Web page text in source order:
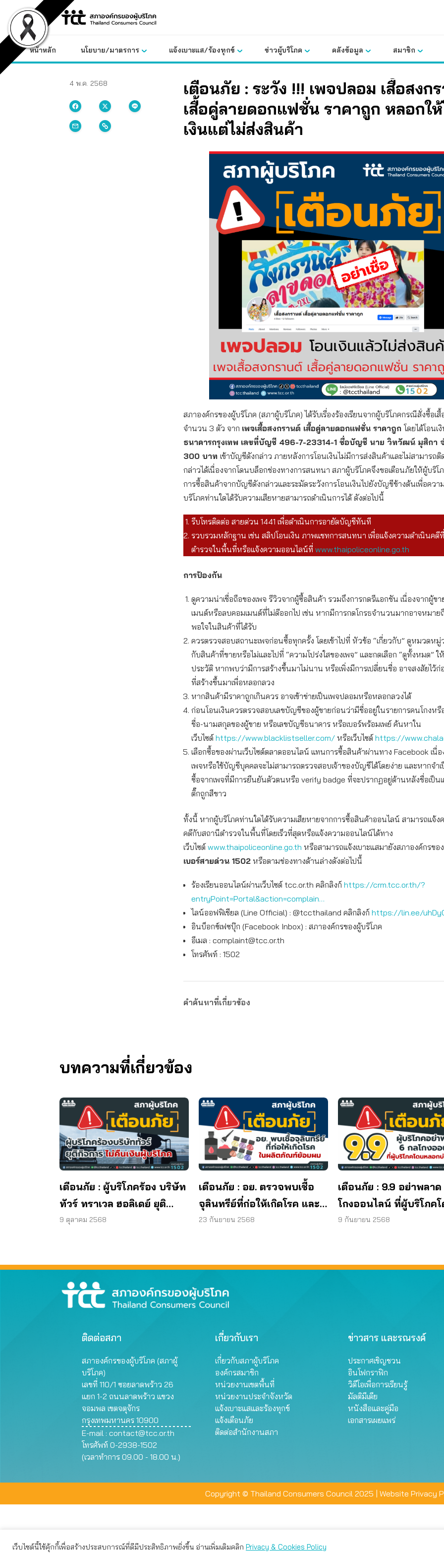
content
หน้าหลัก นโยบาย/มาตรการ แจ้งเบาะแส/ร้องทุกข์ ข่าวผู้บริโภค คลังข้อมูล สมาชิก
4 พ.ค. 2568 เตือนภัย : ระวัง !!! เพจปลอม เสื้อสงก
เสื้อคู่ลายดอกแฟชั่น ราคาถูก หลอกใ
เงินแต่ไม่ส่งสินค้า
สภาองค์กรของผู้บริโภค (สภาผู้บริโภค) ได้รับเรื่องร้องเรียนจากผู้บริโภคกรณีสั่งซื้อเสื้
จำนวน 3 ตัว จาก เพจเสื้อสงกรานต์ เสื้อคู่ลายดอกแฟชั่น ราคาถูก โดยได้โอนเ
ธนาคารกรุงเทพ เลขที่บัญชี 496-7-23314-1 ชื่อบัญชี นาย วิทวัฒน์ มุสิกา
300 บาท เข้าบัญชีดังกล่าว ภายหลังการโอนเงินไม่มีการส่งสินค้าและไม่สามารถติ
กล่าวได้เนื่องจากโดนบล็อกช่องทางการสนทนา สภาผู้บริโภคจึงขอเตือนภัยให้ผู้บริโ
การซื้อสินค้าจากบัญชีดังกล่าวและระมัดระวังการโอนเงินไปยังบัญชีข้างต้นเพื่อคว
บริโภคท่านใดได้รับความเสียหายสามารถดำเนินการได้ ดังต่อไปนี้
รีบโทรติดต่อ สายด่วน 1441 เพื่อดำเนินการอายัดบัญชีทันที
รวบรวมหลักฐาน เช่น สลิปโอนเงิน ภาพแชทการสนทนา เพื่อแจ้งความดำเนินคดี
ตำรวจในพื้นที่หรือแจ้งความออนไลน์ที่ www.thaipoliceonline.go.th
การป้องกัน
ดูความน่าเชื่อถือของเพจ รีวิวจากผู้ซื้อสินค้า รวมถึงการกดรีแอกชัน เนื่องจากผู้ข
เมนต์หรือลบคอมเมนต์ที่ไม่ดีออกไป เช่น หากมีการกดโกรธจำนวนมากอาจหมาย
พอใจในสินค้าที่ได้รับ
ควรตรวจสอบสถานะเพจก่อนซื้อทุกครั้ง โดยเข้าไปที่ หัวข้อ “เกี่ยวกับ” ดูหมวดหมู่
กับสินค้าที่ขายหรือไม่และไปที่ “ความโปร่งใสของเพจ” และกดเลือก “ดูทั้งหมด” ใ
ประวัติ หากพบว่ามีการสร้างขึ้นมาไม่นาน หรือเพิ่งมีการเปลี่ยนชื่อ อาจสงสัยไว้ก่
ที่สร้างขึ้นมาเพื่อหลอกลวง
หากสินค้ามีราคาถูกเกินควร อาจเข้าข่ายเป็นเพจปลอมหรือหลอกลวงได้
ก่อนโอนเงินควรตรวจสอบเลขบัญชีของผู้ขายก่อนว่ามีชื่ออยู่ในรายการคนโกงหรื
ชื่อ-นามสกุลของผู้ขาย หรือเลขบัญชีธนาคาร หรือเบอร์พร้อมเพย์ ค้นหาใน
เว็บไซต์ https://www.blacklistseller.com/ หรือเว็บไซต์ https://
เลือกซื้อของผ่านเว็บไซต์ตลาดออนไลน์ แทนการซื้อสินค้าผ่านทาง Facebook เนื่อ
เพจหรือใช้บัญชีบุคคลจะไม่สามารถตรวจสอบเจ้าของบัญชีได้โดยง่าย และหากจำเ
ซื้อจากเพจที่มีการยืนยันตัวตนหรือ verify badge ที่จะปรากฏอยู่ด้านหลังชื่อเป็น
ติ๊กถูกสีขาว
ทั้งนี้ หากผู้บริโภคท่านใดได้รับความเสียหายจากการซื้อสินค้าออนไลน์ สามารถแจ้ง
คดีกับสถานีตำรวจในพื้นที่โดยเร็วที่สุดหรือแจ้งความออนไลน์ได้ทาง
เว็บไซต์ www.thaipoliceonline.go.th หรือสามารถแจ้งเบาะแสมายังสภาองค์กรขอ
เบอร์สายด่วน 1502 หรือตามช่องทางด้านล่างดังต่อไปนี้
ร้องเรียนออนไลน์ผ่านเว็บไซต์ tcc.or.th คลิกลิงก์ https://crm.tcc.or.th/?
entryPoint=Portal&action=complain…
ไลน์ออฟฟิเชียล (Line Official) : @tccthailand คลิกลิงก์ https://lin.ee/
อินบ็อกซ์เฟซบุ๊ก (Facebook Inbox) : สภาองค์กรของผู้บริโภค
อีเมล : complaint@tcc.or.th
โทรศัพท์ : 1502
คำค้นหาที่เกี่ยวข้อง
บทความที่เกี่ยวข้อง
เตือนภัย : ผู้บริโภคร้อง บริษัท
ทัวร์ ทราเวล ฮอลิเดย์ ยุติ
กิจการ ไม่คืนเงินผู้บริโภค
9 ตุลาคม 2568
เตือนภัย : อย. ตรวจพบเชื้อ
จุลินทรีย์ที่ก่อให้เกิดโรค และ
พบแบคทีเรีย ยีสต์ และรา เกิน
23 กันยายน 2568
เตือนภัย : 9.9 อย่าพลา
โกงออนไลน์ ที่ผู้บริโภค
หลอกบ่อยที่สุด
9 กันยายน 2568
ติดต่อสภา
สภาองค์กรของผู้บริโภค (สภาผู้
บริโภค)
เลขที่ 110/1 ซอยลาดพร้าว 26
แยก 1-2 ถนนลาดพร้าว แขวง
จอมพล เขตจตุจักร
กรุงเทพมหานคร 10900
E-mail : contact@tcc.or.th
โทรศัพท์ 0-2938-1502
(เวลาทำการ 09.00 - 18.00 น.)
เกี่ยวกับเรา
เกี่ยวกับสภาผู้บริโภค
องค์กรสมาชิก
หน่วยงานเขตพื้นที่
หน่วยงานประจำจังหวัด
แจ้งเบาะแสและร้องทุกข์
แจ้งเตือนภัย
ติดต่อสำนักงานสภา
ข่าวสาร และรณรงค์
ประกาศเชิญชวน
อินโฟกราฟิก
วิดีโอเพื่อการเรียนรู้
มัลติมีเดีย
หนังสือและคู่มือ
เอกสารเผยแพร่
Copyright © Thailand Consumers Council 2025 | Website Privacy
เว็บไซต์นี้ใช้คุ้กกี้เพื่อสร้างประสบการณ์ที่ดีมีประสิทธิภาพยิ่งขึ้น อ่านเพิ่มเติมคลิก Privacy & Cookies Policy
เว็บไซต์นี้ใช้คุกกี้เพื่อมอบประสบการณ์การใช้งานที่ดีให้แก่ท่าน คุณสามารถเลือกตั้งค่าความเป็นส่วนตัวได้